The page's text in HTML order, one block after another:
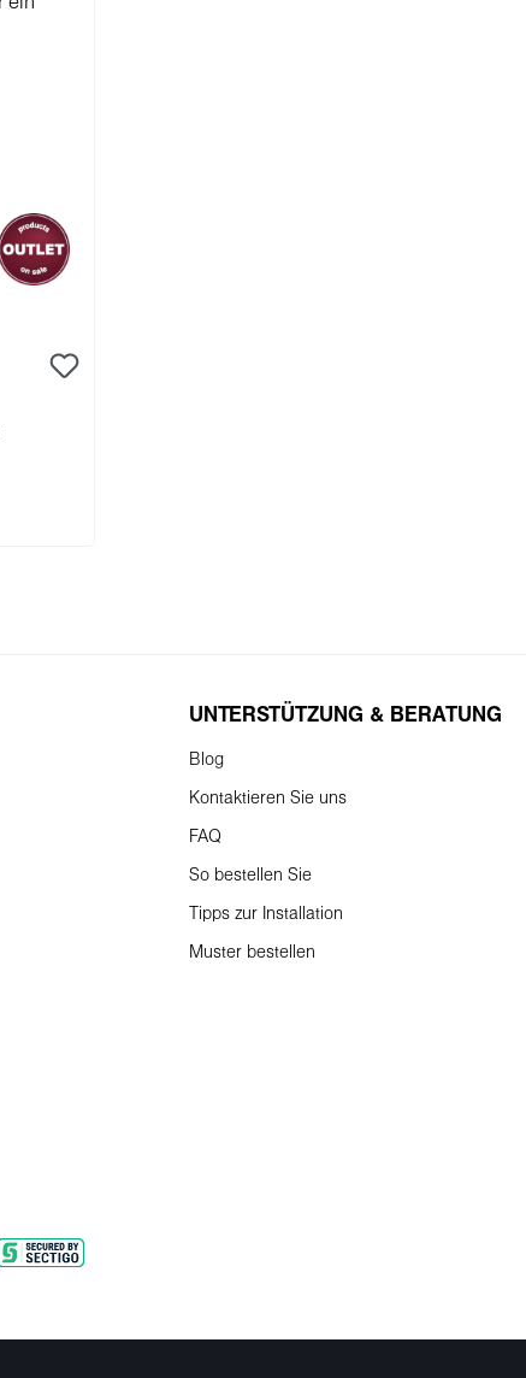
UNTERSTÜTZUNG & BERATUNG
Blog
Kontaktieren Sie uns
FAQ
So bestellen Sie
Tipps zur Installation
Muster bestellen